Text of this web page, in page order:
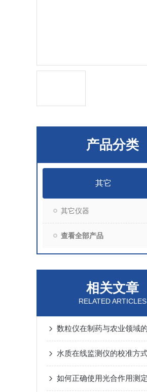
产品分类
其它
其它仪器
查看全部产品
相关文章
RELATED ARTICLES